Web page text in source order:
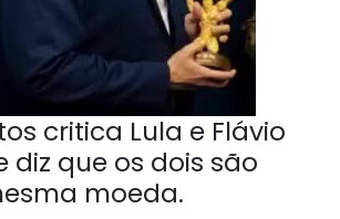
critica Lula e Flávio
diz que os dois são
moeda.